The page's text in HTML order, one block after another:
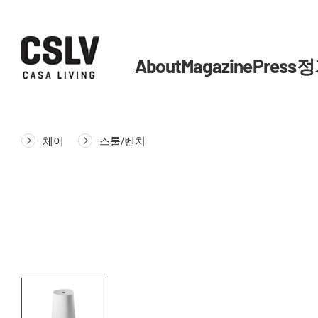
AboutMagazinePress
체어 스툴/벤치